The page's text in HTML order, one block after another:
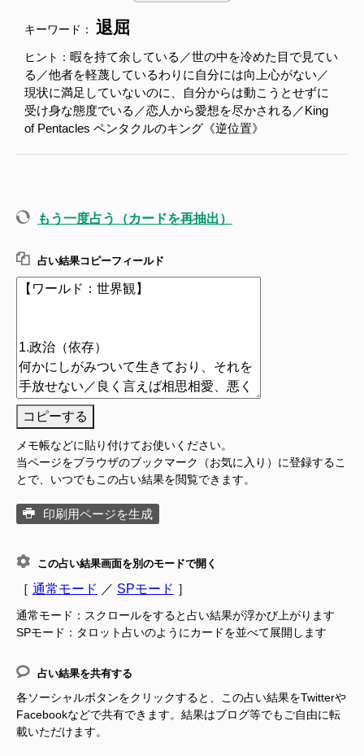
キーワード： 退屈
ヒント： 暇を持て余している／世の中を冷めた目で見てい
る／他者を軽蔑しているわりに自分には向上心がない／
現状に満足していないのに、自分からは動こうとせずに
受け身な態度でいる／恋人から愛想を尽かされる／King
of Pentacles ペンタクルのキング《逆位置》
もう一度占う（カードを再抽出）
占い結果コピーフィールド
コピーする
メモ帳などに貼り付けてお使いください。
当ページをブラウザのブックマーク（お気に入り）に登録するこ
とで、いつでもこの占い結果を閲覧できます。
印刷用ページを生成
この占い結果画面を別のモードで開く
［ 通常モード ／ SPモード ］
通常モード：スクロールをすると占い結果が浮かび上がります
SPモード：タロット占いのようにカードを並べて展開します
占い結果を共有する
各ソーシャルボタンをクリックすると、この占い結果をTwitterや
Facebookなどで共有できます。結果はブログ等でもご自由に転
載いただけます。